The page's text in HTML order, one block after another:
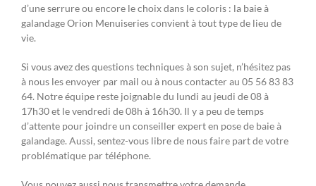
d’une serrure ou encore le choix dans le coloris : la baie à
galandage Orion Menuiseries convient à tout type de lieu de
vie.
Si vous avez des questions techniques à son sujet, n’hésitez pas
à nous les envoyer par mail ou à nous contacter au 05 56 83 83
64. Notre équipe reste joignable du lundi au jeudi de 08 à
17h30 et le vendredi de 08h à 16h30. Il y a peu de temps
d’attente pour joindre un conseiller expert en pose de baie à
galandage. Aussi, sentez-vous libre de nous faire part de votre
problématique par téléphone.